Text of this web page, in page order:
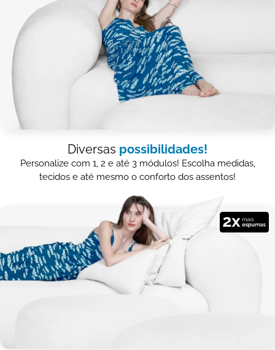
Diversas possibilidades!
Personalize com 1, 2 e até 3 módulos! Escolha medidas,
tecidos e até mesmo o conforto dos assentos!